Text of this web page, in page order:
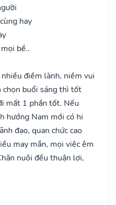
hay
bề..
điềm lành, niềm vui
chọn buổi sáng thì tốt
mất 1 phần tốt. Nếu
hướng Nam mới có hi
đạo, quan chức cao
may mắn, mọi việc êm
nuôi đều thuận lợi,